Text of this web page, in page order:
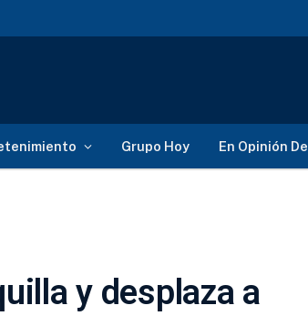
Grupo Hoy En Opinión De
y desplaza a